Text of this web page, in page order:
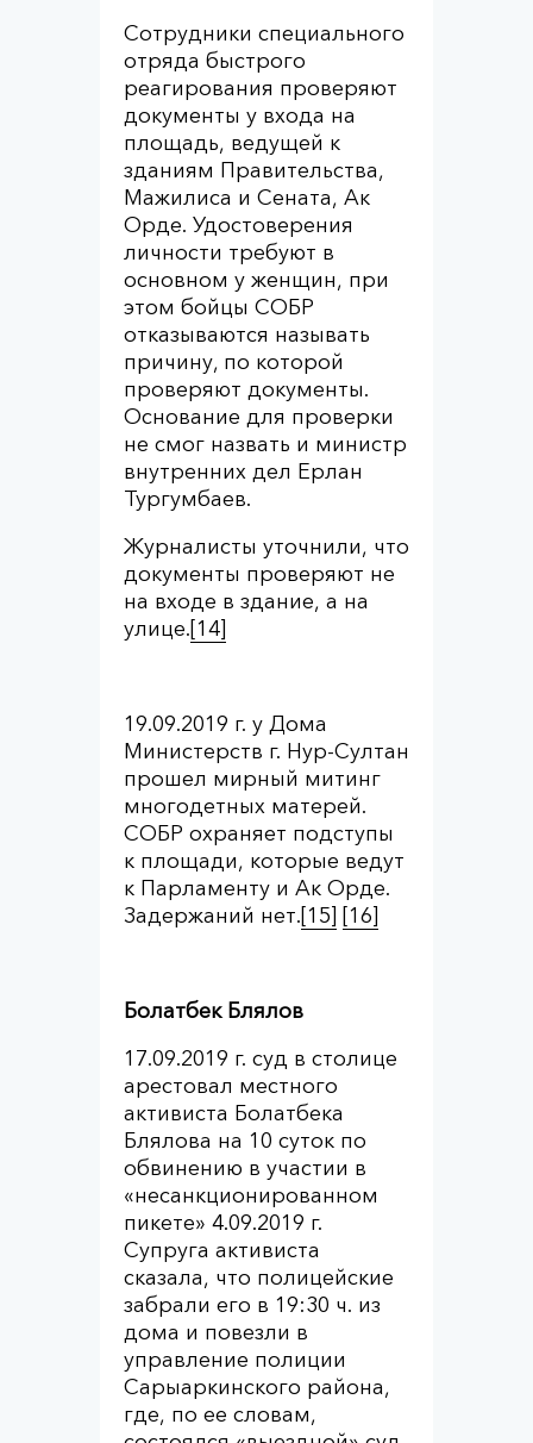
Сотрудники специального
отряда быстрого
реагирования проверяют
документы у входа на
площадь, ведущей к
зданиям Правительства,
Мажилиса и Сената, Ак
Орде. Удостоверения
личности требуют в
основном у женщин, при
этом бойцы СОБР
отказываются называть
причину, по которой
проверяют документы.
Основание для проверки
не смог назвать и министр
внутренних дел Ерлан
Тургумбаев.
Журналисты уточнили, что
документы проверяют не
на входе в здание, а на
улице.[14]
19.09.2019 г. у Дома
Министерств г. Нур-Султан
прошел мирный митинг
многодетных матерей.
СОБР охраняет подступы
к площади, которые ведут
к Парламенту и Ак Орде.
Задержаний нет.[15] [16]
Болатбек Блялов
17.09.2019 г. суд в столице
арестовал местного
активиста Болатбека
Блялова на 10 суток по
обвинению в участии в
«несанкционированном
пикете» 4.09.2019 г.
Супруга активиста
сказала, что полицейские
забрали его в 19:30 ч. из
дома и повезли в
управление полиции
Сарыаркинского района,
где, по ее словам,